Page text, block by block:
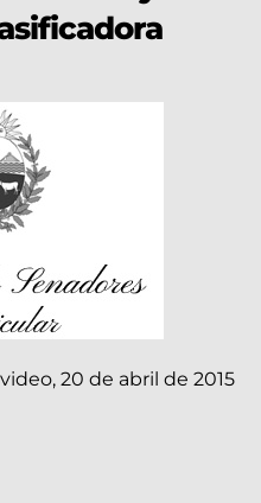
20 de abril de 2015